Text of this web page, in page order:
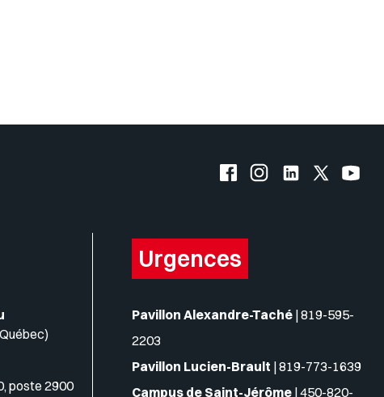
des logos
Facebook de l'UQO
Instagram de l'UQO
LinkedIn de
X
poste 2900
Urgences
Pavillon Alexandre-Taché |819-595-
2203
Pavillon Lucien-Brault |819-773-1639
Campus de Saint-Jérôme |450-820-